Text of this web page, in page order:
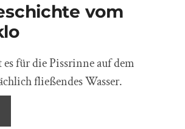
vom
für die Pissrinne auf dem
fließendes Wasser.